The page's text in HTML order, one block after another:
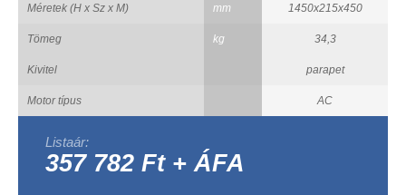
Méretek (H x Sz x M) mm 1450x215x450
Tömeg kg 34,3
Kivitel parapet
Motor típus AC
Listaár:
357 782 Ft + ÁFA